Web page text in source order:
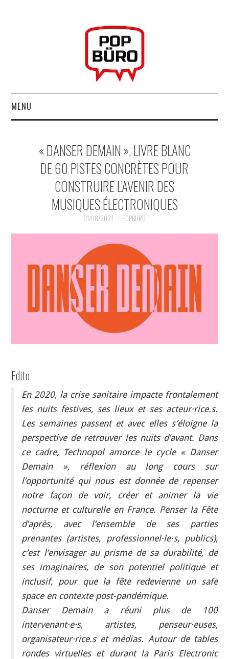
MENU
MUSIQUESACTUELLES.NET
GABBA GABBA HEY !
LES LABELS
INDÉPENDANTS
DOKO
« DANSER DEMAIN », LIVRE BLANC
DE 60 PISTES CONCRÈTES POUR
CONSTRUIRE L’AVENIR DES
MUSIQUES ÉLECTRONIQUES
01/08/2021 POPBURO
Edito
En 2020, la crise sanitaire impacte frontalement
les nuits festives, ses lieux et ses acteur·rice.s.
Les semaines passent et avec elles s’éloigne la
perspective de retrouver les nuits d’avant. Dans
ce cadre, Technopol amorce le cycle « Danser
Demain », réflexion au long cours sur
l’opportunité qui nous est donnée de repenser
notre façon de voir, créer et animer la vie
nocturne et culturelle en France. Penser la Fête
d’après, avec l’ensemble de ses parties
prenantes (artistes, professionnel·le·s, publics),
c’est l’envisager au prisme de sa durabilité, de
ses imaginaires, de son potentiel politique et
inclusif, pour que la fête redevienne un safe
space en contexte post-pandémique.
Danser Demain a réuni plus de 100
intervenant·e·s, artistes, penseur·euses,
organisateur·rice.s et médias. Autour de tables
rondes virtuelles et durant la Paris Electronic